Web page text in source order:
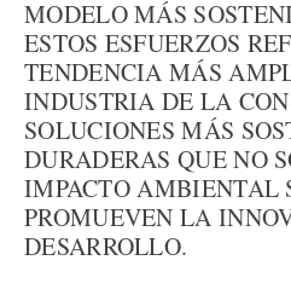
MODELO MÁS
ESTOS ESFUERZOS
TENDENCIA MÁS
INDUSTRIA DE LA
SOLUCIONES MÁS
DURADERAS QUE NO
IMPACTO AMBIENTAL
PROMUEVEN LA
DESARROLLO.